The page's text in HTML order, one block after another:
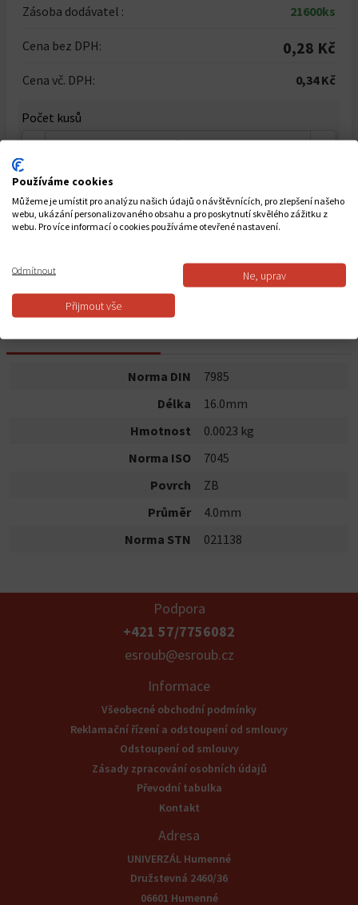
Zásoba dodávatel : 21600ks
Cena bez DPH: 0,28 Kč
Cena vč. DPH: 0,34 Kč
Počet kusů
- +
Celkem za
0,34 Kč
Norma DIN
7985
Délka
16.0mm
Hmotnost
0.0023 kg
Norma ISO
7045
Povrch
ZB
Průměr
4.0mm
Norma STN
021138
Podpora
+421 57/7756082
esroub@esroub.cz
Informace
Všeobecné obchodní podmínky
Reklamační řízení a odstoupení od smlouvy
Odstoupení od smlouvy
Zásady zpracování osobních údajů
Převodní tabulka
Kontakt
Adresa
UNIVERZÁL Humenné
Družstevná 2460/36
06601 Humenné
Používáme cookies
Můžeme je umístit pro analýzu našich údajů o návštěvnících, pro zlepšení našeho
webu, ukázání personalizovaného obsahu a pro poskytnutí skvělého zážitku z
webu. Pro více informací o cookies používáme otevřené nastavení.
Odmítnout Ne, uprav
Přijmout vše